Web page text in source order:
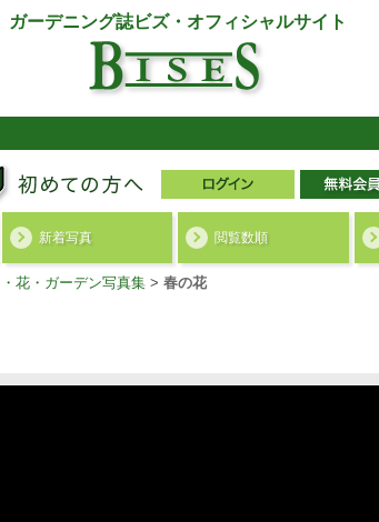
ガーデニング誌ビズ・オフィシャルサイト
新着写真 閲覧数順
花・ガーデン写真集 > 春の花